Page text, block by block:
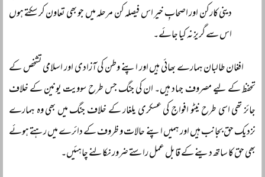
دینی کارکن اور اصحابِ خیر اس فیصلہ کن مرحلہ میں جو بھی تعاون کر سکتے ہوں
اس سے گریز نہ کیا جائے۔
افغان طالبان ہمارے بھائی ہیں اور اپنے وطن کی آزادی اور اسلامی تشخص کے
تحفظ کے لیے مصروف جہاد ہیں۔ ان کی جنگ جس طرح سوویت یونین کے خلاف
جائز تھی اسی طرح نیٹو افواج کی عسکری یلغار کے خلاف جنگ میں بھی وہ ہمارے
نزدیک حق بجانب ہیں اور ہمیں اپنے حالات و ظروف کے دائرے میں رہتے ہوئے
بھی حق کا ساتھ دینے کے قابل عمل راستے ضرور نکالنے چاہئیں۔